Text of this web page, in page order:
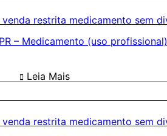
– Medicamento (uso profissional)
Leia Mais